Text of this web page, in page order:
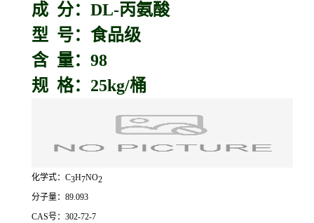
成 分：DL-丙氨酸
型 号：食品级
含 量：98
规 格：25kg/桶
化学式：C3H7NO2
分子量：89.093
CAS号：302-72-7